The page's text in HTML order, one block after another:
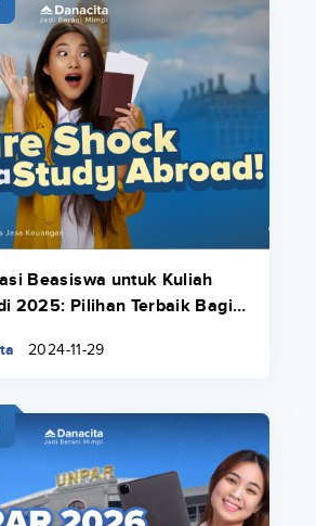
Beasiswa untuk Kuliah
2025: Pilihan Terbaik Bagi
2024-11-29